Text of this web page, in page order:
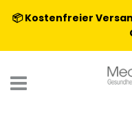
📦 Kostenfreier
Menü